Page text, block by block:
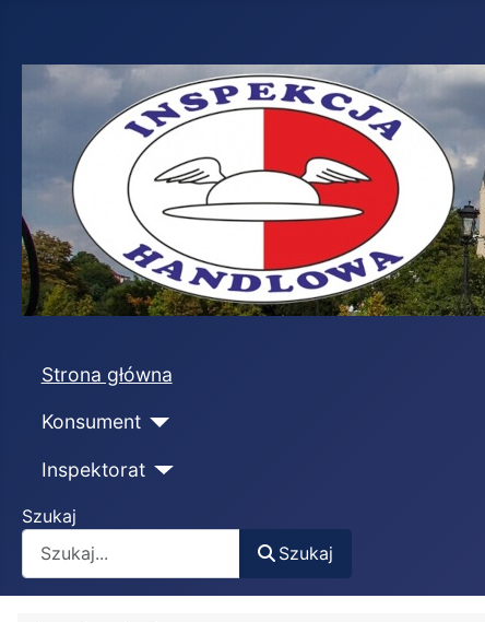
Strona główna
Konsument
Inspektorat
Szukaj
Szukaj